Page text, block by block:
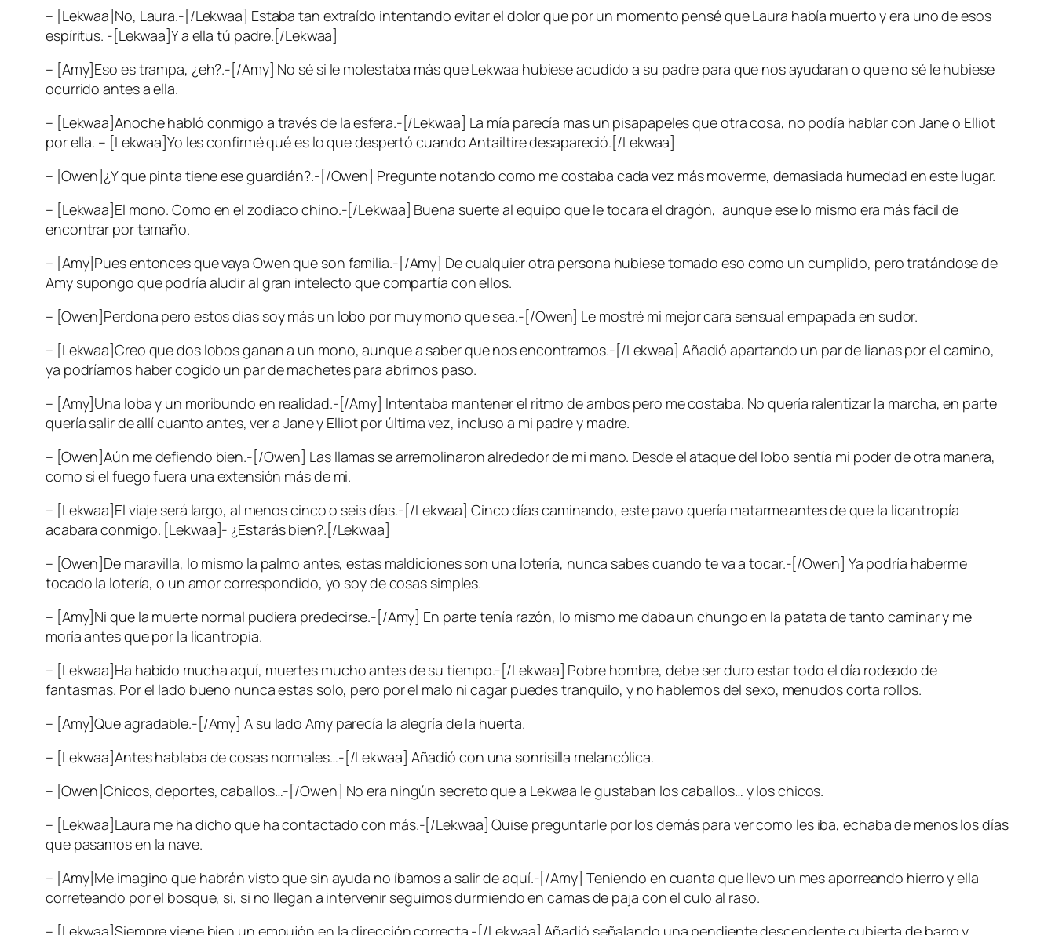
– [Lekwaa]No, Laura.-[/Lekwaa] Estaba tan extraído intentando evitar el dolor que por un momento pensé que Laura había muerto y era uno de esos
espíritus. -[Lekwaa]Y a ella tú padre.[/Lekwaa]
– [Amy]Eso es trampa, ¿eh?.-[/Amy] No sé si le molestaba más que Lekwaa hubiese acudido a su padre para que nos ayudaran o que no sé le hubiese
ocurrido antes a ella.
– [Lekwaa]Anoche habló conmigo a través de la esfera.-[/Lekwaa] La mía parecía mas un pisapapeles que otra cosa, no podía hablar con Jane o Elliot
por ella. – [Lekwaa]Yo les confirmé qué es lo que despertó cuando Antailtire desapareció.[/Lekwaa]
– [Owen]¿Y que pinta tiene ese guardián?.-[/Owen] Pregunte notando como me costaba cada vez más moverme, demasiada humedad en este lugar.
– [Lekwaa]El mono. Como en el zodiaco chino.-[/Lekwaa] Buena suerte al equipo que le tocara el dragón, aunque ese lo mismo era más fácil de
encontrar por tamaño.
– [Amy]Pues entonces que vaya Owen que son familia.-[/Amy] De cualquier otra persona hubiese tomado eso como un cumplido, pero tratándose de
Amy supongo que podría aludir al gran intelecto que compartía con ellos.
– [Owen]Perdona pero estos días soy más un lobo por muy mono que sea.-[/Owen] Le mostré mi mejor cara sensual empapada en sudor.
– [Lekwaa]Creo que dos lobos ganan a un mono, aunque a saber que nos encontramos.-[/Lekwaa] Añadió apartando un par de lianas por el camino,
ya podríamos haber cogido un par de machetes para abrirnos paso.
– [Amy]Una loba y un moribundo en realidad.-[/Amy] Intentaba mantener el ritmo de ambos pero me costaba. No quería ralentizar la marcha, en parte
quería salir de allí cuanto antes, ver a Jane y Elliot por última vez, incluso a mi padre y madre.
– [Owen]Aún me defiendo bien.-[/Owen] Las llamas se arremolinaron alrededor de mi mano. Desde el ataque del lobo sentía mi poder de otra manera,
como si el fuego fuera una extensión más de mi.
– [Lekwaa]El viaje será largo, al menos cinco o seis días.-[/Lekwaa] Cinco días caminando, este pavo quería matarme antes de que la licantropía
acabara conmigo. [Lekwaa]- ¿Estarás bien?.[/Lekwaa]
– [Owen]De maravilla, lo mismo la palmo antes, estas maldiciones son una lotería, nunca sabes cuando te va a tocar.-[/Owen] Ya podría haberme
tocado la lotería, o un amor correspondido, yo soy de cosas simples.
– [Amy]Ni que la muerte normal pudiera predecirse.-[/Amy] En parte tenía razón, lo mismo me daba un chungo en la patata de tanto caminar y me
moría antes que por la licantropía.
– [Lekwaa]Ha habido mucha aquí, muertes mucho antes de su tiempo.-[/Lekwaa] Pobre hombre, debe ser duro estar todo el día rodeado de
fantasmas. Por el lado bueno nunca estas solo, pero por el malo ni cagar puedes tranquilo, y no hablemos del sexo, menudos corta rollos.
– [Amy]Que agradable.-[/Amy] A su lado Amy parecía la alegría de la huerta.
– [Lekwaa]Antes hablaba de cosas normales…-[/Lekwaa] Añadió con una sonrisilla melancólica.
– [Owen]Chicos, deportes, caballos…-[/Owen] No era ningún secreto que a Lekwaa le gustaban los caballos… y los chicos.
– [Lekwaa]Laura me ha dicho que ha contactado con más.-[/Lekwaa] Quise preguntarle por los demás para ver como les iba, echaba de menos los días
que pasamos en la nave.
– [Amy]Me imagino que habrán visto que sin ayuda no íbamos a salir de aquí.-[/Amy] Teniendo en cuanta que llevo un mes aporreando hierro y ella
correteando por el bosque, si, si no llegan a intervenir seguimos durmiendo en camas de paja con el culo al raso.
– [Lekwaa]Siempre viene bien un empujón en la dirección correcta.-[/Lekwaa] Añadió señalando una pendiente descendente cubierta de barro y